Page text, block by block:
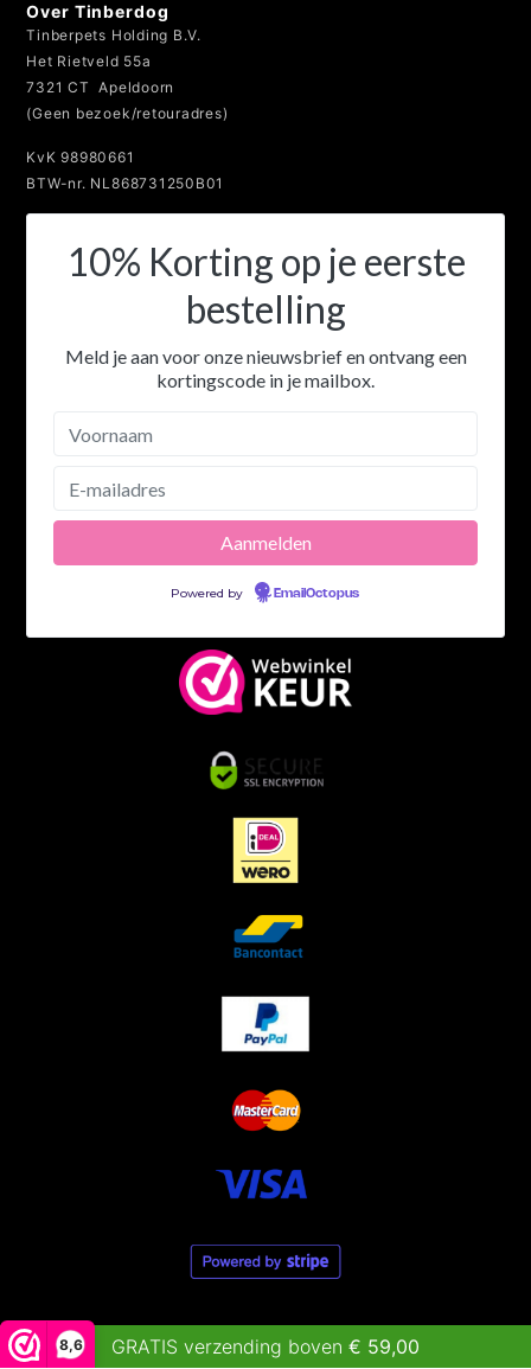
8,6
Over Tinberdog
Tinberpets Holding B.V.
Het Rietveld 55a
7321 CT Apeldoorn
(Geen bezoek/retouradres)
KvK 98980661
BTW-nr. NL868731250B01
10% Korting op je eerste
bestelling
Meld je aan voor onze nieuwsbrief en ontvang een
kortingscode in je mailbox.
Powered by EmailOctopus
GRATIS verzending boven € 59,00